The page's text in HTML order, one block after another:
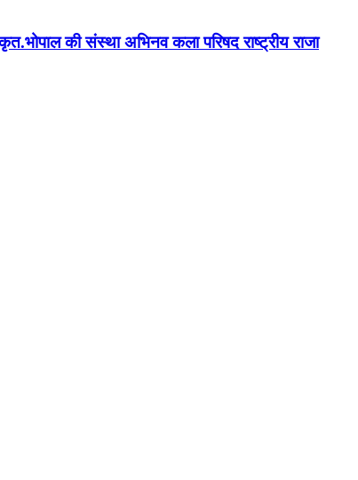
की संस्था अभिनव कला परिषद राष्ट्रीय राजा